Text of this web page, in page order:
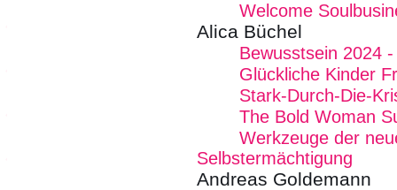
Welcome
Alica Büchel
Bewusstsein 2024
Glückliche Kinder
Stark-Durch-Die-
The Bold Woman
Werkzeuge der
Selbstermächtigung
Andreas Goldemann